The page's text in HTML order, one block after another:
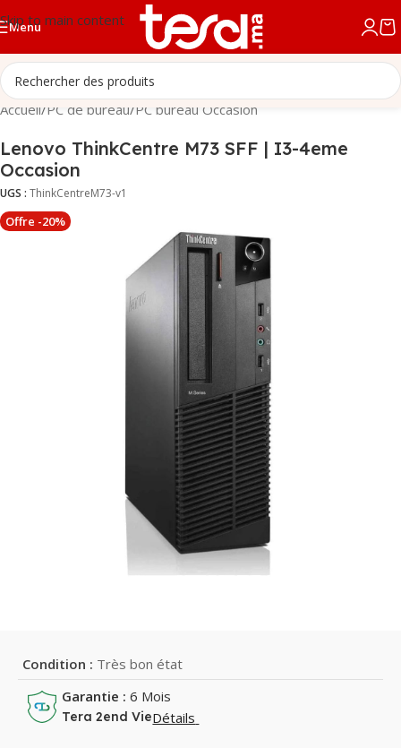
Skip to main content
Menu
Accueil/PC de bureau/PC bureau Occasion
Lenovo ThinkCentre M73 SFF | I3-4eme
Occasion
UGS : ThinkCentreM73-v1
Offre -20%
Condition : Très bon état
Garantie : 6 Mois
Tera 2end VieDétails